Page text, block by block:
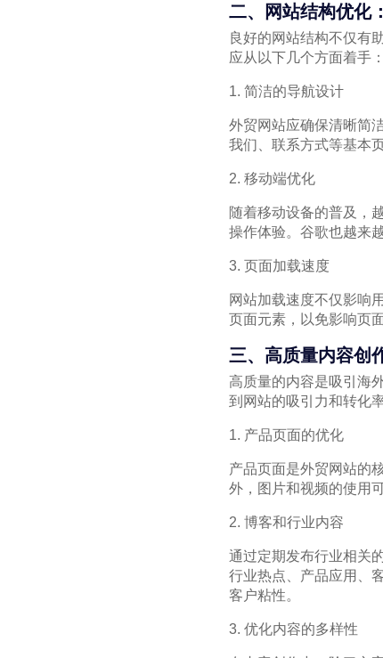
二、网站结构优化
良好的网站结构不仅有
应从以下几个方面着手：
1. 简洁的导航设计
外贸网站应确保清晰简
我们、联系方式等基本
2. 移动端优化
随着移动设备的普及，
操作体验。谷歌也越来
3. 页面加载速度
网站加载速度不仅影响
页面元素，以免影响页
三、高质量内容创
高质量的内容是吸引海
到网站的吸引力和转化率
1. 产品页面的优化
产品页面是外贸网站的
外，图片和视频的使用
2. 博客和行业内容
通过定期发布行业相关
行业热点、产品应用、
客户粘性。
3. 优化内容的多样性